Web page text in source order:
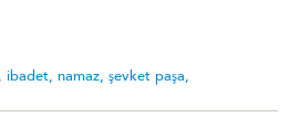
ibadet, namaz, şevket paşa,